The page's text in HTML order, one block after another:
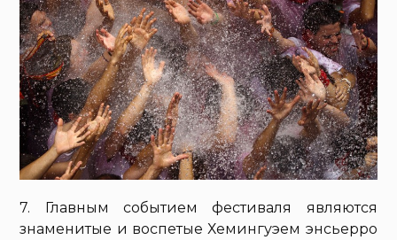
7. Главным событием фестиваля являются
знаменитые и воспетые Хемингуэем энсьерро